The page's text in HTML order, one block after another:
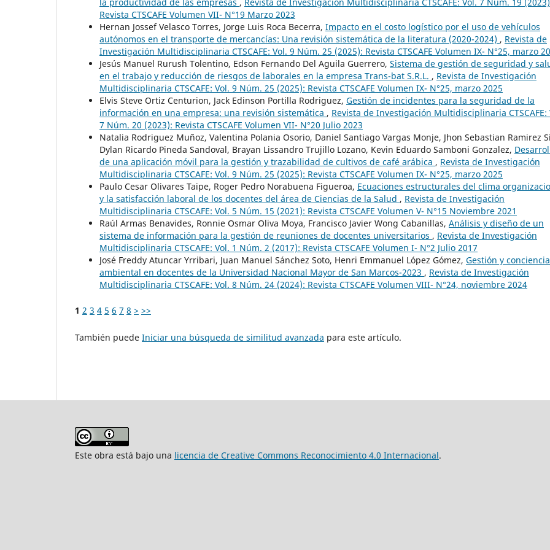
Revista CTSCAFE Volumen VII- N°19 Marzo 2023
Hernan Jossef Velasco Torres, Jorge Luis Roca Becerra, Impacto en el costo logístico por el uso de vehículos
autónomos en el transporte de mercancías: Una revisión sistemática de la literatura (2020-2024) , Revista de
Investigación Multidisciplinaria CTSCAFE: Vol. 9 Núm. 25 (2025): Revista CTSCAFE Volumen IX- N°25, marzo
Jesús Manuel Rurush Tolentino, Edson Fernando Del Aguila Guerrero, Sistema de gestión de seguridad y
en el trabajo y reducción de riesgos de laborales en la empresa Trans-bat S.R.L. , Revista de Investigación
Multidisciplinaria CTSCAFE: Vol. 9 Núm. 25 (2025): Revista CTSCAFE Volumen IX- N°25, marzo 2025
Elvis Steve Ortiz Centurion, Jack Edinson Portilla Rodriguez, Gestión de incidentes para la seguridad de la
información en una empresa: una revisión sistemática , Revista de Investigación Multidisciplinaria CTSCAFE:
7 Núm. 20 (2023): Revista CTSCAFE Volumen VII- N°20 Julio 2023
Natalia Rodriguez Muñoz, Valentina Polania Osorio, Daniel Santiago Vargas Monje, Jhon Sebastian Ramirez
Dylan Ricardo Pineda Sandoval, Brayan Lissandro Trujillo Lozano, Kevin Eduardo Samboni Gonzalez,
de una aplicación móvil para la gestión y trazabilidad de cultivos de café arábica , Revista de Investigación
Multidisciplinaria CTSCAFE: Vol. 9 Núm. 25 (2025): Revista CTSCAFE Volumen IX- N°25, marzo 2025
Paulo Cesar Olivares Taipe, Roger Pedro Norabuena Figueroa, Ecuaciones estructurales del clima
y la satisfacción laboral de los docentes del área de Ciencias de la Salud , Revista de Investigación
Multidisciplinaria CTSCAFE: Vol. 5 Núm. 15 (2021): Revista CTSCAFE Volumen V- N°15 Noviembre 2021
Raúl Armas Benavides, Ronnie Osmar Oliva Moya, Francisco Javier Wong Cabanillas, Análisis y diseño de un
sistema de información para la gestión de reuniones de docentes universitarios , Revista de Investigación
Multidisciplinaria CTSCAFE: Vol. 1 Núm. 2 (2017): Revista CTSCAFE Volumen I- N°2 Julio 2017
José Freddy Atuncar Yrribari, Juan Manuel Sánchez Soto, Henri Emmanuel López Gómez, Gestión y conciencia
ambiental en docentes de la Universidad Nacional Mayor de San Marcos-2023 , Revista de Investigación
Multidisciplinaria CTSCAFE: Vol. 8 Núm. 24 (2024): Revista CTSCAFE Volumen VIII- N°24, noviembre 2024
1 2 3 4 5 6 7 8 > >>
También puede Iniciar una búsqueda de similitud avanzada para este artículo.
Este obra está bajo una licencia de Creative Commons Reconocimiento 4.0 Internacional.